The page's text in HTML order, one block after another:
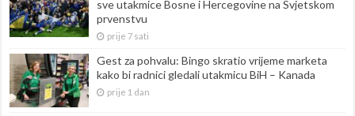
sve utakmice Bosne i Hercegovine na Svjetskom
prvenstvu
prije 7 sati
Gest za pohvalu: Bingo skratio vrijeme marketa
kako bi radnici gledali utakmicu BiH – Kanada
prije 1 dan